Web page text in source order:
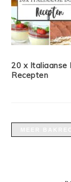
20 x Italiaanse
Recepten